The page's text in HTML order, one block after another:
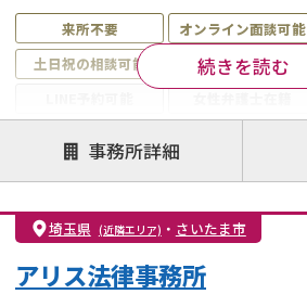
来所不要 オンライン面談可能
土日祝の相談可能
19時以降電話可能
注力案件
離婚前相談
離婚調停
親権・面会交流権
DV
不貞・不倫慰謝料請求
国際離婚
財産分与
続きを読む
事務所詳細
埼玉県 (近隣エリア) ・ さいたま市
アリス法律事務所